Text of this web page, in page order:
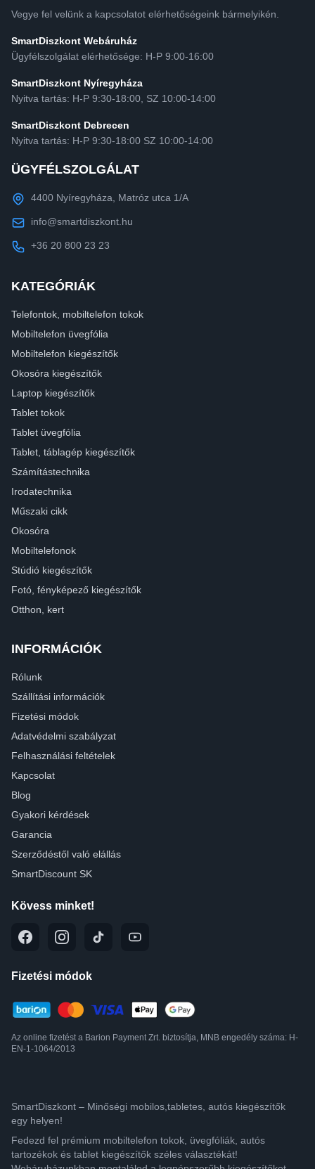
Vegye fel velünk a kapcsolatot elérhetőségeink bármelyikén.
SmartDiszkont Webáruház
Ügyfélszolgálat elérhetősége: H-P 9:00-16:00
SmartDiszkont Nyíregyháza
Nyitva tartás: H-P 9:30-18:00, SZ 10:00-14:00
SmartDiszkont Debrecen
Nyitva tartás: H-P 9:30-18:00 SZ 10:00-14:00
ÜGYFÉLSZOLGÁLAT
4400 Nyíregyháza, Matróz utca 1/A
info@smartdiszkont.hu
+36 20 800 23 23
KATEGÓRIÁK
Telefontok, mobiltelefon tokok
Mobiltelefon üvegfólia
Mobiltelefon kiegészítők
Okosóra kiegészítők
Laptop kiegészítők
Tablet tokok
Tablet üvegfólia
Tablet, táblagép kiegészítők
Számítástechnika
Irodatechnika
Műszaki cikk
Okosóra
Mobiltelefonok
Stúdió kiegészítők
Fotó, fényképező kiegészítők
Otthon, kert
INFORMÁCIÓK
Rólunk
Szállítási információk
Fizetési módok
Adatvédelmi szabályzat
Felhasználási feltételek
Kapcsolat
Blog
Gyakori kérdések
Garancia
Szerződéstől való elállás
SmartDiscount SK
Kövess minket!
Fizetési módok
Az online fizetést a Barion Payment Zrt. biztosítja, MNB engedély száma: H-
EN-1-1064/2013
SmartDiszkont – Minőségi mobilos,tabletes, autós kiegészítők
egy helyen!
Fedezd fel prémium mobiltelefon tokok, üvegfóliák, autós
tartozékok és tablet kiegészítők széles választékát!